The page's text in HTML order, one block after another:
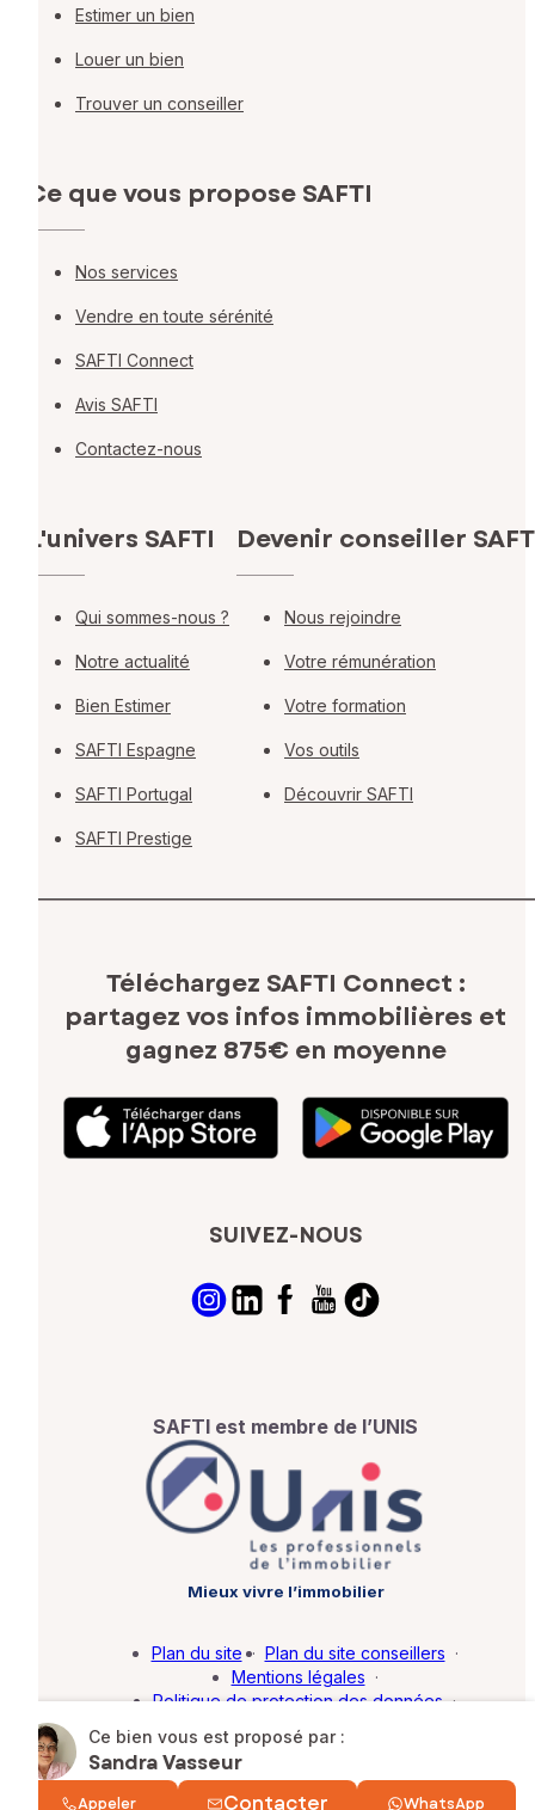
Ce bien vous est proposé par :
Sandra Vasseur
Appeler Contacter WhatsApp
Estimer un bien
Louer un bien
Trouver un conseiller
Ce que vous propose SAFTI
Nos services
Vendre en toute sérénité
SAFTI Connect
Avis SAFTI
Contactez-nous
L'univers SAFTI
Qui sommes-nous ?
Notre actualité
Bien Estimer
SAFTI Espagne
SAFTI Portugal
SAFTI Prestige
Devenir conseiller
Nous rejoindre
Votre rémunération
Votre formation
Vos outils
Découvrir SAFTI
Téléchargez SAFTI Connect :
partagez vos infos immobilières et
gagnez 875€ en moyenne
SUIVEZ-NOUS
SAFTI est membre de l’UNIS
Mieux vivre l’immobilier
© SAFTI 2026. Tous droits réservés.
Plan du site · Plan du site conseillers ·
Mentions légales ·
Politique de protection des données ·